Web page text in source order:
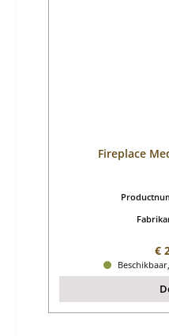
Fireplace
€